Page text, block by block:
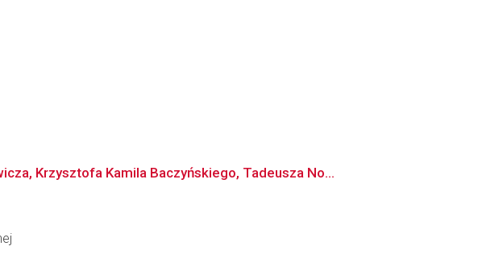
Krzysztofa Kamila Baczyńskiego, Tadeusza No...